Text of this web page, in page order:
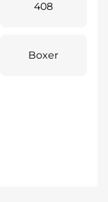
408
Boxer